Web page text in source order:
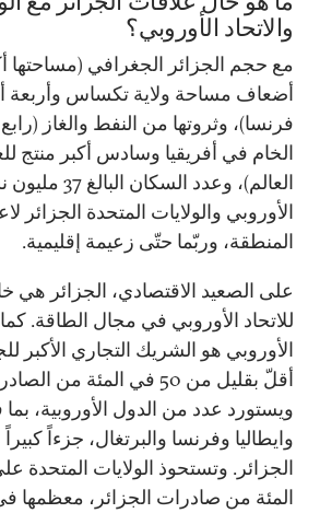
والاتحاد الأوروبي؟
مع حجم الجزائر الجغرافي (مساحتها
أضعاف مساحة ولاية تكساس
فرنسا)، وثروتها من النفط والغاز
الخام في أفريقيا وسادس أكبر منتج
العالم)، وعدد
الأوروبي والولايات المتحدة الجزائر
المنطقة، وربّما حتّى زعيمة إقليمية.
على الصعيد الاقتصادي، الجزائر هي
للاتحاد الأوروبي في مجال الطاقة. كما
الأوروبي هو الشريك التجاري الأكبر
أقلّ بقليل من 50 في المئة من
ويستورد عدد من الدول الأوروبية، بما
وايطاليا وفرنسا والبرتغال، جزءاً
المئة من صادرات الجزائر، معظمها